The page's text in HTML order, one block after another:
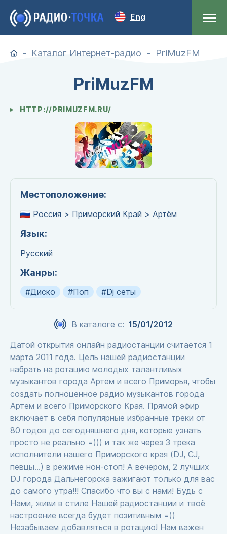
Eng
Каталог Интернет-радио PriMuzFM
PriMuzFM
HTTP://PRIMUZFM.RU/
Местоположение:
Россия > Приморский Край > Артём
Язык:
Русский
Жанры:
#Диско #Поп #Dj сеты
В каталоге с: 15/01/2012
Датой открытия онлайн радиостанции считается 1
марта 2011 года. Цель нашей радиостанции
набрать на ротацию молодых талантливых
музыкантов города Артем и всего Приморья, чтобы
создать полноценное радио музыкантов города
Артем и всего Приморского Края. Прямой эфир
включает в себя популярные избранные треки от
80 годов до сегодняшнего дня, которые узнать
просто не реально =))) и так же через 3 трека
исполнители нашего Приморского края (DJ, CJ,
певцы...) в режиме нон-стоп! А вечером, 2 лучших
DJ города Дальнегорска зажигают только для вас
до самого утра!!! Спасибо что вы с нами! Будь с
Нами, живи в стиле Нашей радиостанции и твоё
настроение всегда будет позитивным =))
Незабываем добавляться в ротацию! Нам важен